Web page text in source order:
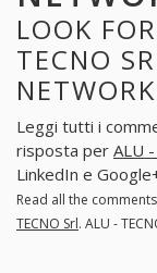
LOOK
TECNO
Leggi tutti i
risposta per ALU
LinkedIn e
Read all the
TECNO Srl. ALU -